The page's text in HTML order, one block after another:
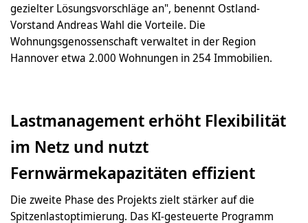
gezielter Lösungsvorschläge an", benennt Ostland-
Vorstand Andreas Wahl die Vorteile. Die
Wohnungsgenossenschaft verwaltet in der Region
Hannover etwa 2.000 Wohnungen in 254 Immobilien.
Lastmanagement erhöht Flexibilität
im Netz und nutzt
Fernwärmekapazitäten effizient
Die zweite Phase des Projekts zielt stärker auf die
Spitzenlastoptimierung. Das KI-gesteuerte Programm